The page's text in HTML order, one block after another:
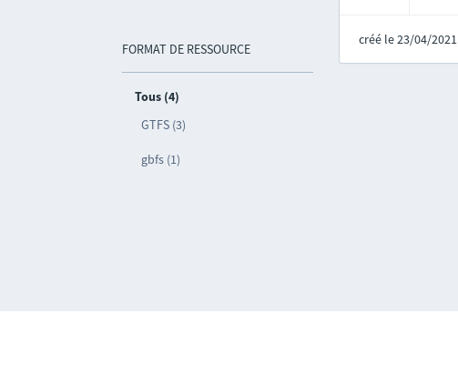
FORMAT DE RESSOURCE
Tous (4)
GTFS (3)
gbfs (1)
créé le 23/04/2021